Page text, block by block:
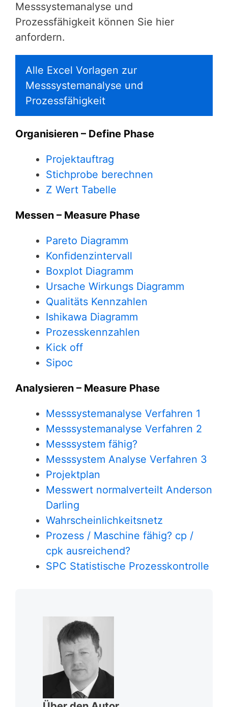
Messsystemanalyse und
Prozessfähigkeit können Sie hier
anfordern.
Alle Excel Vorlagen zur
Messsystemanalyse und
Prozessfähigkeit
Organisieren – Define Phase
Projektauftrag
Stichprobe berechnen
Z Wert Tabelle
Messen – Measure Phase
Pareto Diagramm
Konfidenzintervall
Boxplot Diagramm
Ursache Wirkungs Diagramm
Qualitäts Kennzahlen
Ishikawa Diagramm
Prozesskennzahlen
Kick off
Sipoc
Analysieren – Measure Phase
Messsystemanalyse Verfahren 1
Messsystemanalyse Verfahren 2
Messsystem fähig?
Messsystem Analyse Verfahren 3
Projektplan
Messwert normalverteilt Anderson
Darling
Wahrscheinlichkeitsnetz
Prozess / Maschine fähig? cp /
cpk ausreichend?
SPC Statistische Prozesskontrolle